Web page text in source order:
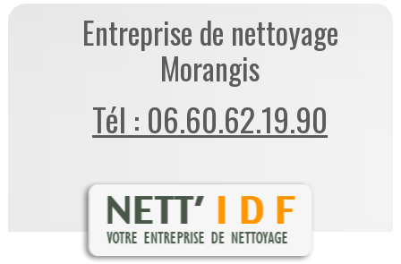
Entreprise de nettoyage
Morangis
Tél : 06.60.62.19.90